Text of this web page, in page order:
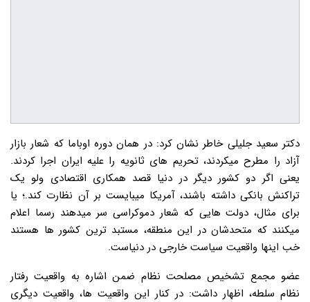
دکتر سعید جلیلی خاطر نشان کرد: در همان دوره اوباما که شعار بازار
آزاد را مطرح میکردند، تحریم های ثانویه را علیه ایران اجرا کردند.
یعنی اگر دو کشور دیگر در دنیا قصد همکاری اقتصادی ولو یک
تراکنش بانکی داشته باشند، آمریکا میبایست بر آن نظارت کند.؛ یا
برای مثال، دولت هایی که شعار دموکراسی سر میدهند رسما اعلام
میکنند که متحدشان در این منطقه، مستبد ترین کشور ها هستند
خب اینها واقعیت سیاست خارجی در دنیاست.
عضو مجمع تشخیص مصلحت نظام ضمن اشاره به واقعیت رفتار
نظام سلطه، اظهار داشت: در کنار این واقعیت ها، واقعیت دیگری